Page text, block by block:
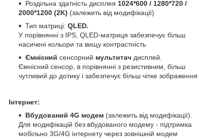
Роздільна здатність дисплея 1024*600 / 1280*720 /
2000*1200 (2K) (залежить від модифікації)
Тип матриці: QLED.
У порівнянні з IPS, QLED-матриця забезпечує більш
насичені кольори та вищу контрастність
Ємнісний сенсорний мультитач дисплей.
Ємнісний сенсор, в порівнянні з резистивним, більш
чутливий до дотику і забезпечує більш чітке зображення
Інтернет:
Вбудований 4G модем (залежить від модифікації).
Для модифікацій без вбудованого модему - підтримка
мобільно 3G/4G інтернету через зовнішній модем